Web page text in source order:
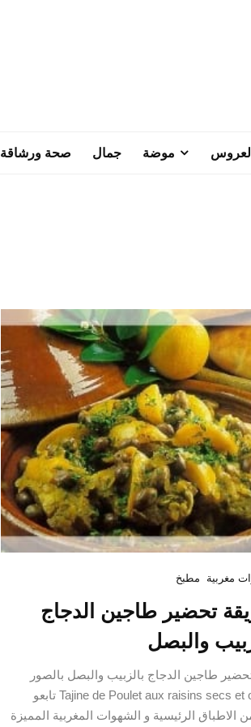
العروس موضة جمال صحة ورشاقة
مغربية مطبخ
تحضير طاجين الدجاج
والبصل
طاجين الدجاج بالزبيب والبصل بالصور
Tajine de Poulet aux raisins secs et oignons تابعو
الاطباق الرئيسية و الشهوات المغربية المميزة